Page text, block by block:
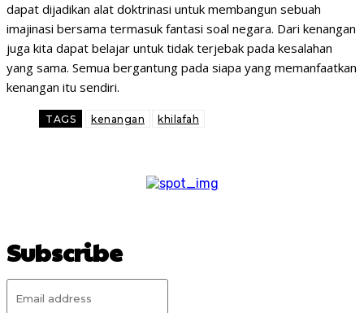
dapat dijadikan alat doktrinasi untuk membangun sebuah
imajinasi bersama termasuk fantasi soal negara. Dari kenangan
juga kita dapat belajar untuk tidak terjebak pada kesalahan
yang sama. Semua bergantung pada siapa yang memanfaatkan
kenangan itu sendiri.
TAGS kenangan khilafah
Subscribe